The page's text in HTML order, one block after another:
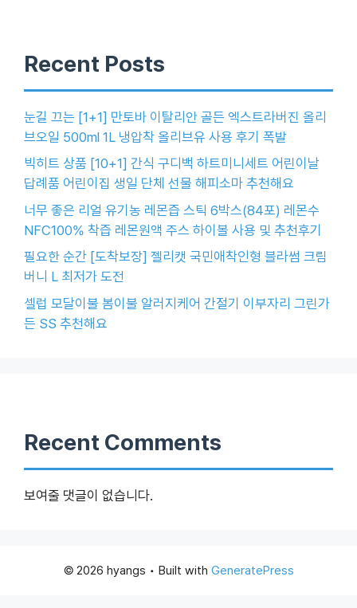
Recent Posts
눈길 끄는 [1+1] 만토바 이탈리안 골든 엑스트라버진 올리
브오일 500ml 1L 냉압착 올리브유 사용 후기 폭발
빅히트 상품 [10+1] 간식 구디백 하트미니세트 어린이날
답례품 어린이집 생일 단체 선물 해피소마 추천해요
너무 좋은 리얼 유기농 레몬즙 스틱 6박스(84포) 레몬수
NFC100% 착즙 레몬원액 주스 하이볼 사용 및 추천후기
필요한 순간 [도착보장] 젤리캣 국민애착인형 블라썸 크림
버니 L 최저가 도전
셀럽 모달이불 봄이불 알러지케어 간절기 이부자리 그린가
든 SS 추천해요
Recent Comments
보여줄 댓글이 없습니다.
© 2026 hyangs • Built with GeneratePress